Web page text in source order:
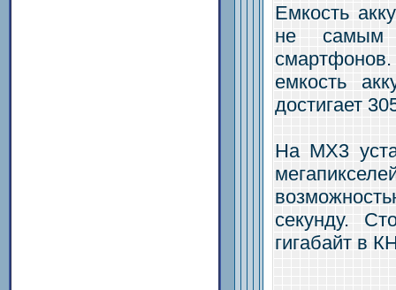
Емкость
не самым
смартфонов.
емкость
достигает
На MX3
секунду.
гигабайт в